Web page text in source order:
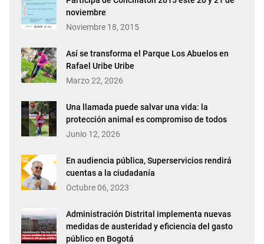
noviembre
Noviembre 18, 2015
Así se transforma el Parque Los Abuelos en
Rafael Uribe Uribe
Marzo 22, 2026
Una llamada puede salvar una vida: la
protección animal es compromiso de todos
Junio 12, 2026
En audiencia pública, Superservicios rendirá
cuentas a la ciudadanía
Octubre 06, 2023
Administración Distrital implementa nuevas
medidas de austeridad y eficiencia del gasto
público en Bogotá